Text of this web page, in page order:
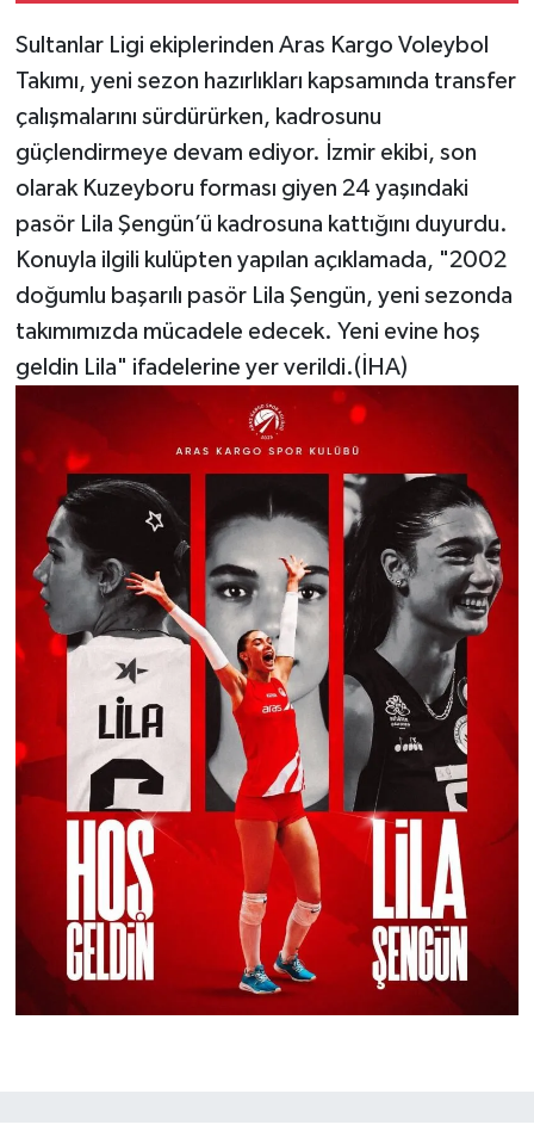
Sultanlar Ligi ekiplerinden Aras Kargo Voleybol
Takımı, yeni sezon hazırlıkları kapsamında transfer
çalışmalarını sürdürürken, kadrosunu
güçlendirmeye devam ediyor. İzmir ekibi, son
olarak Kuzeyboru forması giyen 24 yaşındaki
pasör Lila Şengün’ü kadrosuna kattığını duyurdu.
Konuyla ilgili kulüpten yapılan açıklamada, "2002
doğumlu başarılı pasör Lila Şengün, yeni sezonda
takımımızda mücadele edecek. Yeni evine hoş
geldin Lila" ifadelerine yer verildi.(İHA)